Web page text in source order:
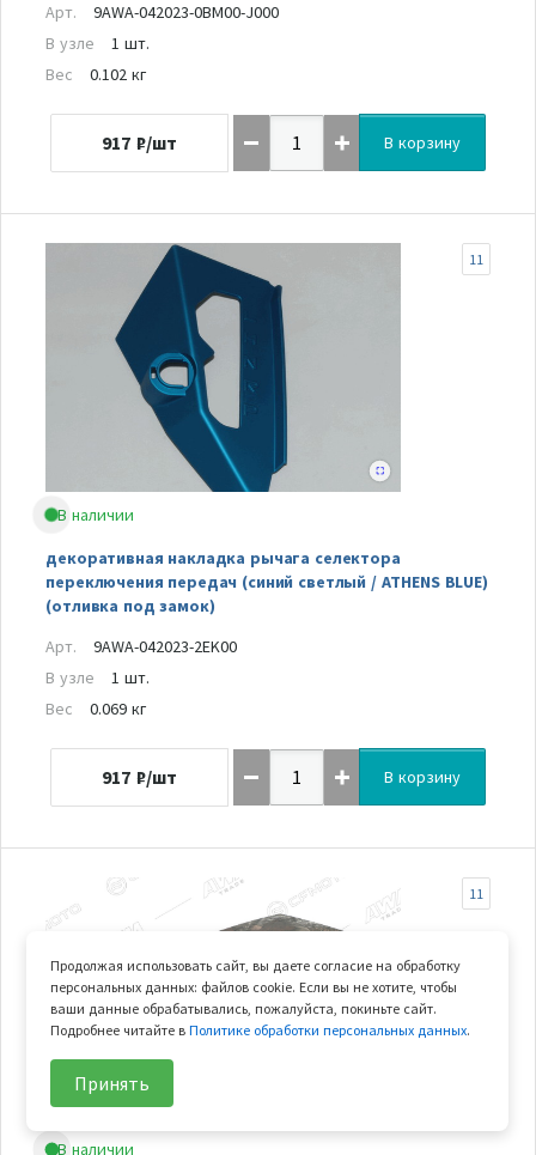
Арт.
9AWA-042023-0BM00-J000
В узле
1 шт.
Вес
0.102 кг
917 ₽/шт В корзину
В наличии
декоративная накладка рычага селектора
переключения передач (синий светлый / ATHENS BLUE)
(отливка под замок)
11
Арт.
9AWA-042023-2EK00
В узле
1 шт.
Вес
0.069 кг
917 ₽/шт В корзину
В наличии
11
Продолжая использовать сайт, вы даете согласие на обработку
персональных данных: файлов cookie. Если вы не хотите, чтобы
ваши данные обрабатывались, пожалуйста, покиньте сайт.
Подробнее читайте вПолитике обработки персональных данных.
Принять